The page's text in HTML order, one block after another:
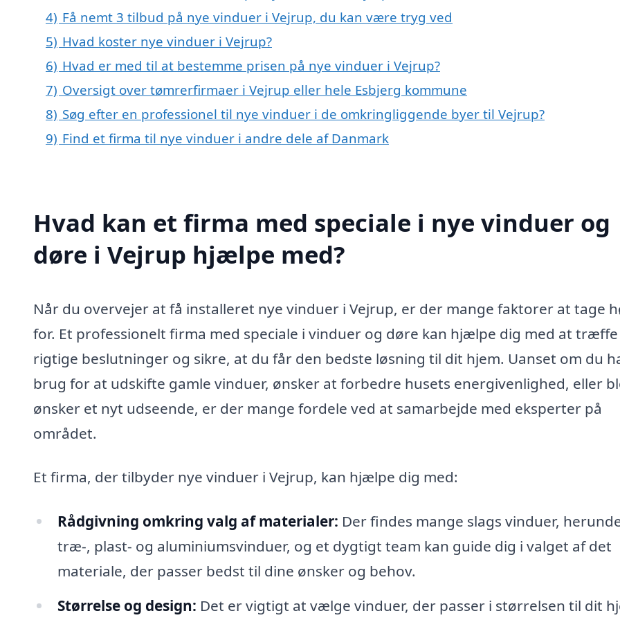
4) Få nemt 3 tilbud på nye vinduer i Vejrup, du kan være tryg ved
5) Hvad koster nye vinduer i Vejrup?
6) Hvad er med til at bestemme prisen på nye vinduer i Vejrup?
7) Oversigt over tømrerfirmaer i Vejrup eller hele Esbjerg kommune
8) Søg efter en professionel til nye vinduer i de omkringliggende byer til Vejrup?
9) Find et firma til nye vinduer i andre dele af Danmark
Hvad kan et firma med speciale i nye vinduer og
døre i Vejrup hjælpe med?
Når du overvejer at få installeret nye vinduer i Vejrup, er der mange faktorer at tage
for. Et professionelt firma med speciale i vinduer og døre kan hjælpe dig med at
rigtige beslutninger og sikre, at du får den bedste løsning til dit hjem. Uanset om du
brug for at udskifte gamle vinduer, ønsker at forbedre husets energivenlighed, eller
ønsker et nyt udseende, er der mange fordele ved at samarbejde med eksperter på
området.
Et firma, der tilbyder nye vinduer i Vejrup, kan hjælpe dig med:
Rådgivning omkring valg af materialer: Der findes mange slags vinduer,
træ-, plast- og aluminiumsvinduer, og et dygtigt team kan guide dig i valget af det
materiale, der passer bedst til dine ønsker og behov.
Størrelse og design: Det er vigtigt at vælge vinduer, der passer i størrelsen til dit